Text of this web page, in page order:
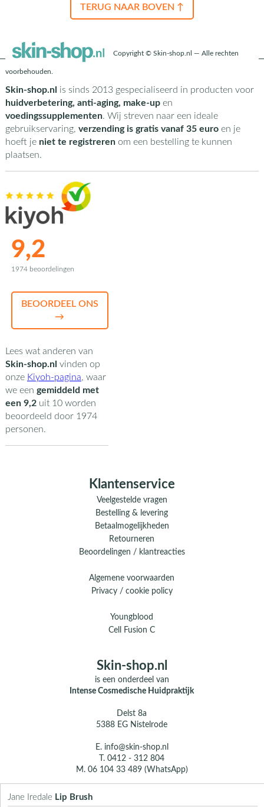
Jane Iredale Lip Brush
TERUG NAAR BOVEN ↑
Copyright © Skin-shop.nl — Alle rechten
voorbehouden.
Skin-shop.nl is sinds 2013 gespecialiseerd in producten voor
huidverbetering, anti-aging, make-upen
voedingssupplementen. Wij streven naar een ideale
gebruikservaring, verzending is gratis vanaf 35 euroen je
hoeft je niet te registrerenom een bestelling te kunnen
plaatsen.
9,2
1974 beoordelingen
BEOORDEEL ONS
→
Lees wat anderen van
Skin-shop.nl vinden op
onze Kiyoh-pagina, waar
we een gemiddeld met
een 9,2uit 10worden
beoordeeld door 1974
personen.
Klantenservice
Veelgestelde vragen
Bestelling & levering
Betaalmogelijkheden
Retourneren
Beoordelingen / klantreacties
Algemene voorwaarden
Privacy / cookie policy
Youngblood
Cell Fusion C
Skin-shop.nl
is een onderdeel van
Intense Cosmedische Huidpraktijk
Delst 8a
5388 EG Nistelrode
E. info@skin-shop.nl
T.0412 - 312 804
M. 06 104 33 489 (WhatsApp)